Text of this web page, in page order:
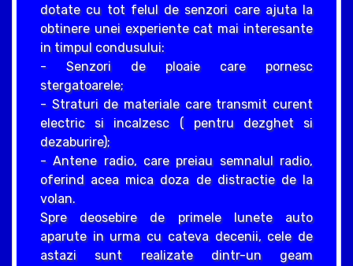
dotate cu tot felul de senzori care ajuta la
obtinere unei experiente cat mai interesante
in timpul condusului:
- Senzori de ploaie care pornesc
stergatoarele;
- Straturi de materiale care transmit curent
electric si incalzesc ( pentru dezghet si
dezaburire);
- Antene radio, care preiau semnalul radio,
oferind acea mica doza de distractie de la
volan.
Spre deosebire de primele lunete auto
aparute in urma cu cateva decenii, cele de
astazi sunt realizate dintr-un geam